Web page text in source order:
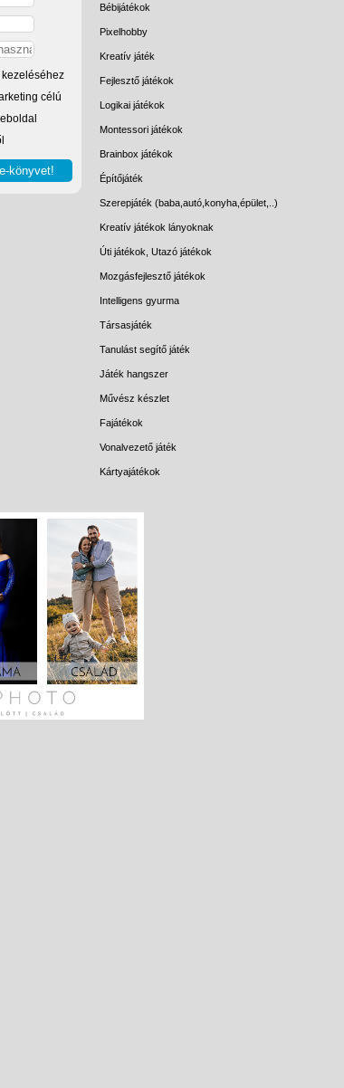
célú
Bébijátékok
Pixelhobby
Kreatív játék
Fejlesztő játékok
Logikai játékok
Montessori játékok
Brainbox játékok
Építőjáték
Szerepjáték (baba,autó,konyha,épület,..)
Kreatív játékok lányoknak
Úti játékok, Utazó játékok
Mozgásfejlesztő játékok
Intelligens gyurma
Társasjáték
Tanulást segítő játék
Játék hangszer
Művész készlet
Fajátékok
Vonalvezető játék
Kártyajátékok